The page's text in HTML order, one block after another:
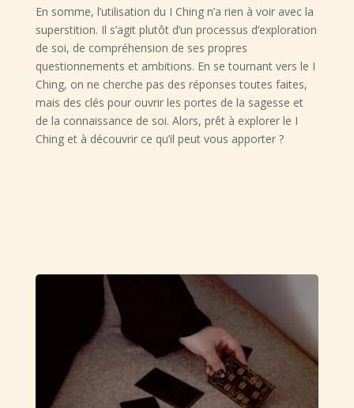
En somme, l’utilisation du I Ching n’a rien à voir avec la
superstition. Il s’agit plutôt d’un processus d’exploration
de soi, de compréhension de ses propres
questionnements et ambitions. En se tournant vers le I
Ching, on ne cherche pas des réponses toutes faites,
mais des clés pour ouvrir les portes de la sagesse et
de la connaissance de soi. Alors, prêt à explorer le I
Ching et à découvrir ce qu’il peut vous apporter ?